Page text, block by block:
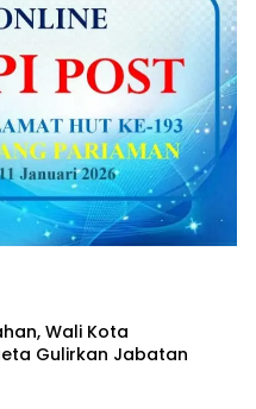
Wali Kota
Gulirkan Jabatan